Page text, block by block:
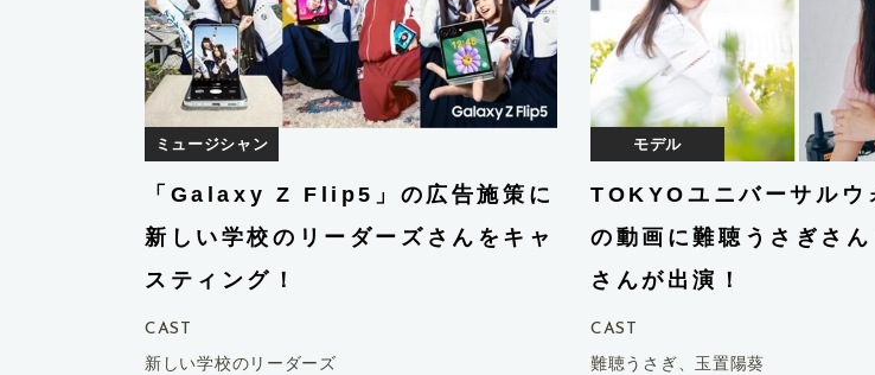
タレント
ミュージシャン
「Galaxy Z Flip5」の広告施策に
新しい学校のリーダーズさんをキャ
スティング！
CAST
新しい学校のリーダーズ
インフルエンサー
モデル
TOKYOユニバーサルウ
の動画に難聴うさぎさ
さんが出演！
CAST
難聴うさぎ、玉置陽葵